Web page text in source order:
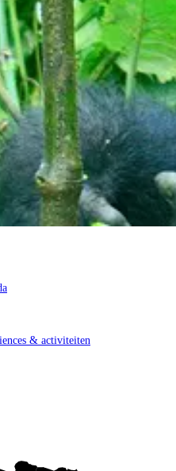
& activiteiten